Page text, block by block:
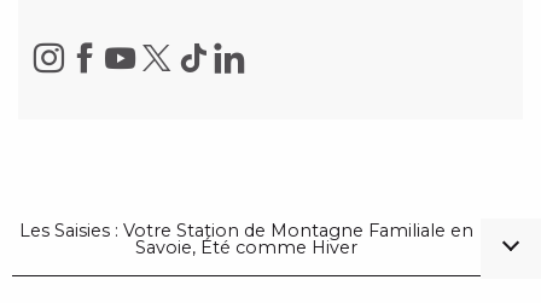
Les Saisies : Votre Station de Montagne Familiale en
Savoie, Été comme Hiver